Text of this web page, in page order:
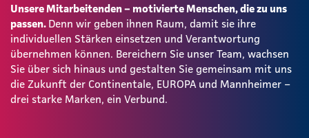
Unsere Mitarbeitenden – motivierte Menschen, die zu uns
passen. Denn wir geben ihnen Raum, damit sie ihre
individuellen Stärken einsetzen und Verantwortung
übernehmen können. Bereichern Sie unser Team, wachsen
Sie über sich hinaus und gestalten Sie gemeinsam mit uns
die Zukunft der Continentale, EUROPA und Mannheimer –
drei starke Marken, ein Verbund.